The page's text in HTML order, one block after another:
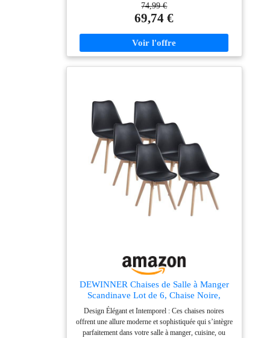
vacances comme chaise
le coin thé ou chaise de
bureau, etc.
Assemblage facile - La
assembler grâce aux
outils installés et aux
instructions détaillées.
Si vous avez des
questions concernant
l'assemblage,
contactez-nous sans
hésiter. Nous vous
fournirons une
assistance en ligne
Le paquet contient des outils et des instructions. Les
chaises doivent être assemblées avant d'être utilisées.
confort extra mais facile à nettoyer; Pieds solides en
bois massif antichoc, beau et robuste, les coussinets
conférence, chaise de réception, etc;
74,99 €
69,74 €
DEWINNER Chaises de Salle à Manger
Scandinave Lot de 6, Chaise Noire,
Chaise Bureau avec Pieds en Bois de
Hêtre Massif, Chaise de Cuisine, Idéal
pour Salon, Chambre à Coucher
Design Élégant et Intemporel : Ces chaises noires
offrent une allure moderne et sophistiquée qui s’intègre
parfaitement dans votre salle à manger, cuisine, ou